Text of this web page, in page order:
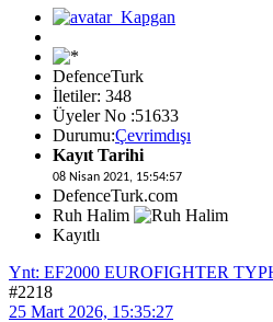
DefenceTurk
İletiler: 348
Üyeler No :51633
Durumu:Çevrimdışı
Kayıt Tarihi
08 Nisan 2021, 15:54:57
DefenceTurk.com
Ruh Halim
Kayıtlı
Ynt: EF2000 EUROFIGHTER
#2218
25 Mart 2026, 15:35:27